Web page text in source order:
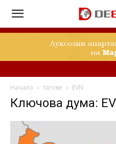
Начало тагове EVN
Ключова дума: